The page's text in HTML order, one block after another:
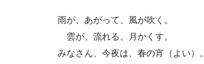
雨が、あがって、風が吹く。
雲が、流れる、月かくす。
みなさん、今夜は、春の宵（よい）。